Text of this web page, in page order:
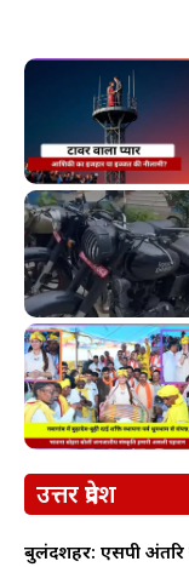
उत्तर प्रदेश
बुलंदशहर: एसपी